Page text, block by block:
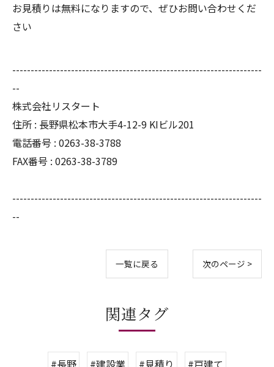
お見積りは無料になりますので、ぜひお問い合わせくだ
さい
--------------------------------------------------------------------
--
株式会社リスタート
住所 : 長野県松本市大手4-12-9 KIビル201
電話番号 : 0263-38-3788
FAX番号 : 0263-38-3789
--------------------------------------------------------------------
--
一覧に戻る 次のページ >
関連タグ
#長野 #建設業 #見積り
#戸建て